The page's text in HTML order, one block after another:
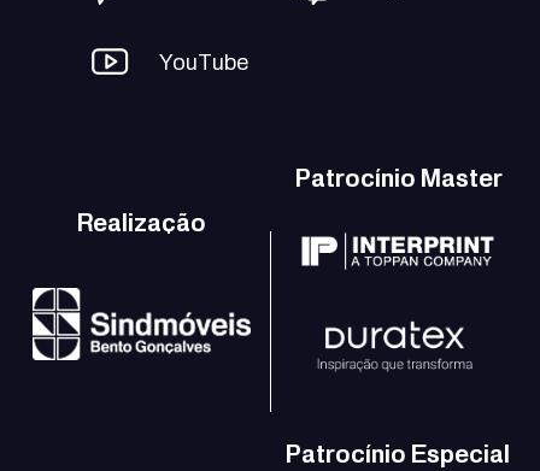
YouTube
Realização
Patrocínio Master
Patrocínio Especial